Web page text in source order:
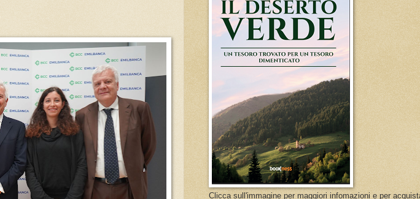
Clicca sull'immagine per maggiori infomazioni e per